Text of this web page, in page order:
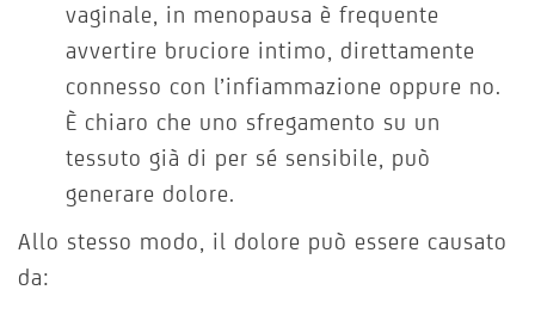
vaginale, in menopausa è frequente
avvertire bruciore intimo, direttamente
connesso con l’infiammazione oppure no.
È chiaro che uno sfregamento su un
tessuto già di per sé sensibile, può
generare dolore.
Allo stesso modo, il dolore può essere causato
da: